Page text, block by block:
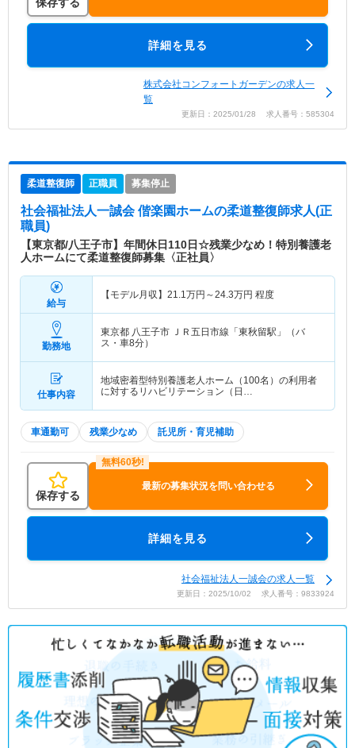
保存する
詳細を見る
株式会社コンフォートガーデンの求人一
覧
更新日：2025/01/28 求人番号：585304
柔道整復師 正職員 募集停止
社会福祉法人一誠会 偕楽園ホームの柔道整復師求人(正
職員)
【東京都/八王子市】年間休日110日☆残業少なめ！特別養護老
人ホームにて柔道整復師募集〈正社員〉
給与
【モデル月収】 21.1万円～24.3万円 程度
勤務地
東京都 八王子市 ＪＲ五日市線「東秋留駅」（バ
ス・車8分）
仕事内容
地域密着型特別養護老人ホーム（100名）の利用者
に対するリハビリテーション（日…
車通勤可 残業少なめ 託児所・育児補助
保存する
最新の募集状況を問い合わせる
詳細を見る
社会福祉法人一誠会の求人一覧
更新日：2025/10/02 求人番号：9833924